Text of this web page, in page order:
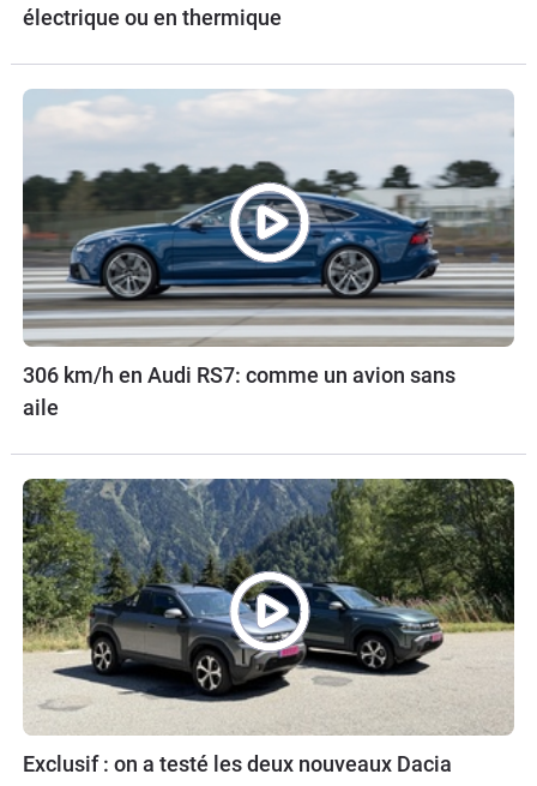
électrique ou en thermique
306 km/h en Audi RS7: comme un avion sans
aile
Exclusif : on a testé les deux nouveaux Dacia